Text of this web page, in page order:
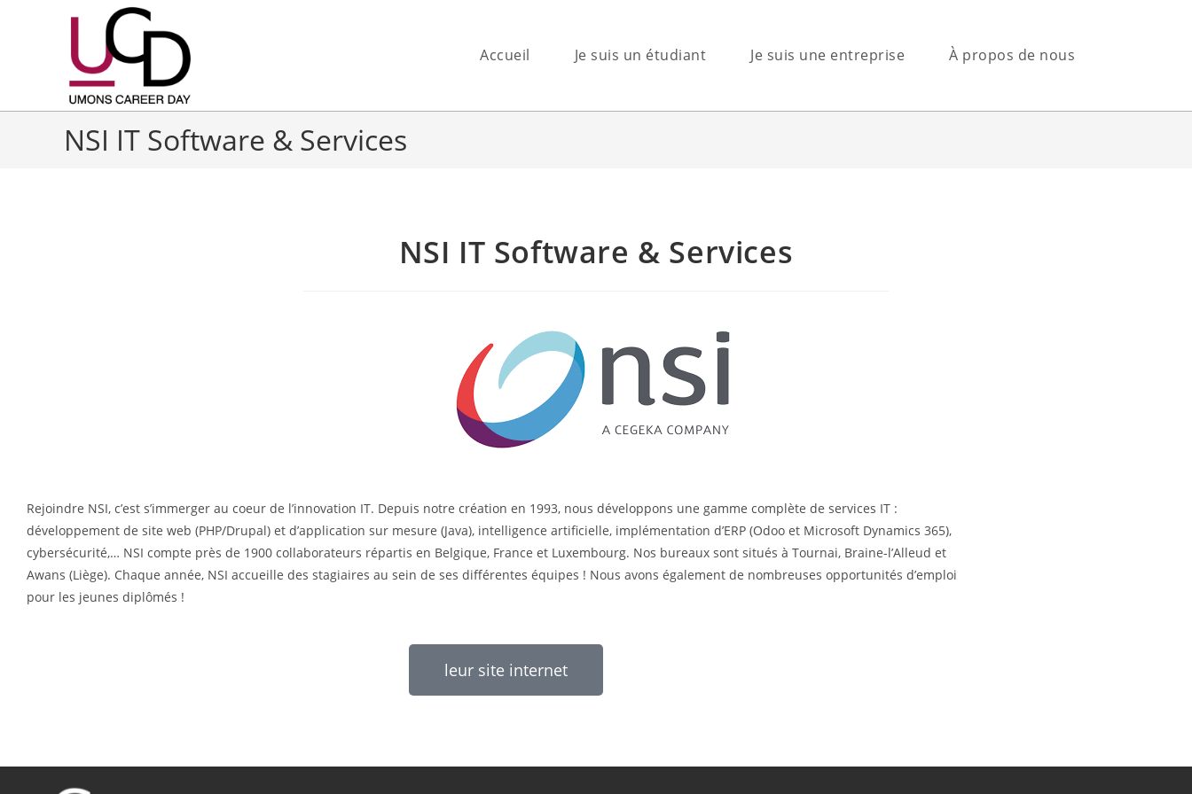
Accueil Je suis un étudiant Je suis une entreprise À propos de nous
NSI IT Software & Services
NSI IT Software & Services
Rejoindre NSI, c’est s’immerger au coeur de l’innovation IT. Depuis notre création en 1993, nous développons une gamme complète de services IT :
développement de site web (PHP/Drupal) et d’application sur mesure (Java), intelligence artificielle, implémentation d’ERP (Odoo et Microsoft Dynamics 365),
cybersécurité,… NSI compte près de 1900 collaborateurs répartis en Belgique, France et Luxembourg. Nos bureaux sont situés à Tournai, Braine-l’Alleud et
Awans (Liège). Chaque année, NSI accueille des stagiaires au sein de ses différentes équipes ! Nous avons également de nombreuses opportunités d’emploi
pour les jeunes diplômés !
leur site internet